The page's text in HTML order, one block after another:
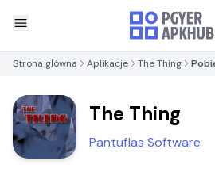
Strona główna Aplikacje The Thing
The Thing
Pantuflas Software